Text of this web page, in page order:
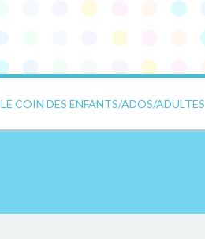
LE COIN DES ENFANTS/ADOS/ADULTES